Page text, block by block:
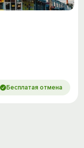
Бесплатая отмена